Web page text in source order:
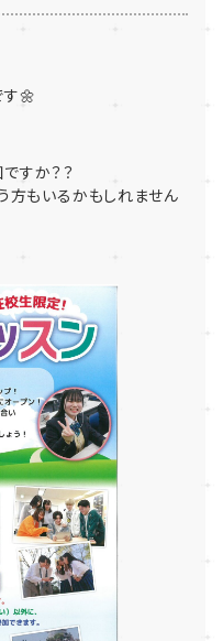
す🌼
すか？？
方もいるかもしれません